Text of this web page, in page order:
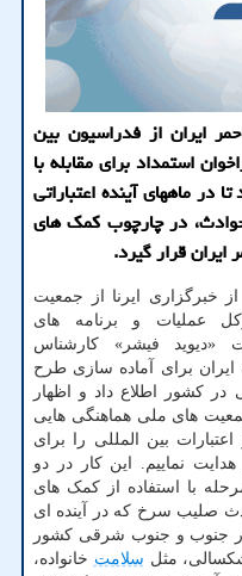
ایران از فدراسیون بین
استمداد برای مقابله با
ماههای آینده اعتباراتی
در چارچوب کمک های
ایران قرار گیرد.
خبرگزاری ایرنا از جمعیت
عملیات و برنامه های
«دیوید فیشر» کارشناس
برای آماده سازی طرح
در کشور اطلاع داد و اظهار
های ملی هماهنگی هایی
بین المللی را برای
نماییم. این کار در دو
با استفاده از کمک های
صلیب سرخ که در آینده ای
جنوب و جنوب شرقی کشور
مثل سلامت خانواده،